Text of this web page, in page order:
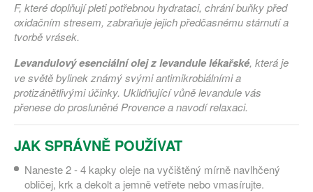
F, které doplňují pleti potřebnou hydrataci, chrání buňky před
oxidačním stresem, zabraňuje jejich předčasnému stárnutí a
tvorbě vrásek.
Levandulový esenciální olejz levandule lékařské, která je
ve světě bylinek známý svými antimikrobiálními a
protizánětlivými účinky. Uklidňující vůně levandule vás
přenese do prosluněné Provence a navodí relaxaci.
JAK SPRÁVNĚ POUŽÍVAT
Naneste 2 - 4 kapky oleje na vyčištěný mírně navlhčený
obličej, krk a dekolt a jemně vetřete nebo vmasírujte.